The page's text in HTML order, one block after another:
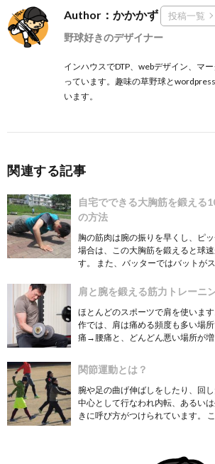
Author：かかかず 投稿一覧
野球好きのデザイナー
インハウスでDTP、webデザイン、マ
っています。趣味の草野球と
います。
関連する記事
自宅でできる大胸筋を鍛える
の方法
胸の筋肉は腕の振りを早くし、ピ
場合は、この大胸筋を鍛えると球
す。 また、バッターではバットが
肩と腕を鍛える筋力トレーニ
ほとんどのスポーツで肩を使いま
作では、肩は痛める頻度も多い場
痛→腰痛と、どんどん悪い場所が
関節運動とは？
腕や足の曲げ伸ばしをしたり、回
中心として行なわれ内転、あるい
きに呼び方がつけられています。